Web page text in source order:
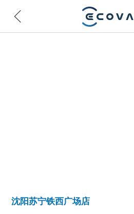
沈阳苏宁铁西广场店